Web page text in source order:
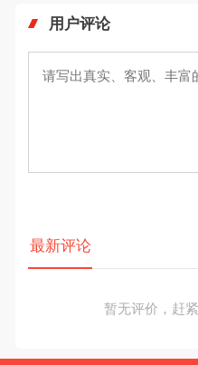
用户评论
最新评论
暂无评价，赶